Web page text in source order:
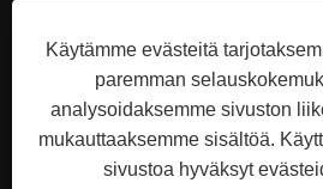
Copyright © 2008 Hi-Q Group,
keksijä ja valmistaja. Kaikki oikeudet
XML
Käytämme evästeitä
paremman
analysoidaksemme sivuston
mukauttaaksemme sisältöä.
sivustoa hyväksyt